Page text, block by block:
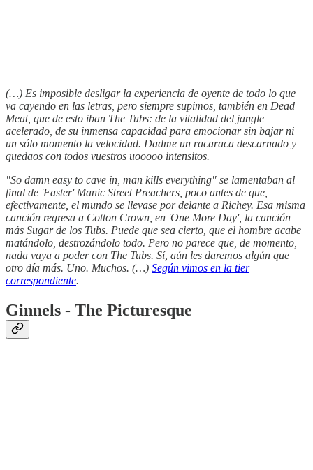
(…) Es imposible desligar la experiencia de oyente de todo lo que
va cayendo en las letras, pero siempre supimos, también en Dead
Meat, que de esto iban The Tubs: de la vitalidad del jangle
acelerado, de su inmensa capacidad para emocionar sin bajar ni
un sólo momento la velocidad. Dadme un racaraca descarnado y
quedaos con todos vuestros uooooo intensitos.
"So damn easy to cave in, man kills everything" se lamentaban al
final de 'Faster' Manic Street Preachers, poco antes de que,
efectivamente, el mundo se llevase por delante a Richey. Esa misma
canción regresa a Cotton Crown, en 'One More Day', la canción
más Sugar de los Tubs. Puede que sea cierto, que el hombre acabe
matándolo, destrozándolo todo. Pero no parece que, de momento,
nada vaya a poder con The Tubs. Sí, aún les daremos algún que
otro día más. Uno. Muchos. (…) Según vimos en la tier
correspondiente.
Ginnels - The Picturesque